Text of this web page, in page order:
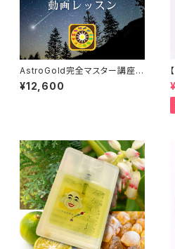
AstroGold完全マスター講座
（動画レッスン）
¥12,600